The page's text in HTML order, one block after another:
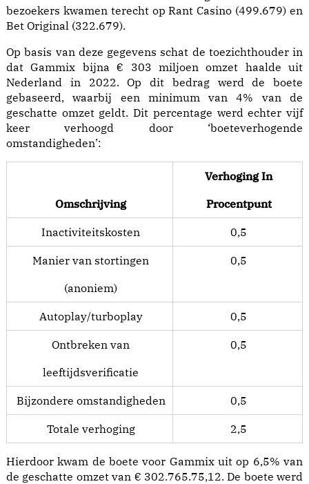
bezoekers kwamen terecht op Rant Casino (499.679) en
Bet Original (322.679).
Op basis van deze gegevens schat de toezichthouder in
dat Gammix bijna € 303 miljoen omzet haalde uit
Nederland in 2022. Op dit bedrag werd de boete
gebaseerd, waarbij een minimum van 4% van de
geschatte omzet geldt. Dit percentage werd echter vijf
keer verhoogd door ‘boeteverhogende
omstandigheden’:
Omschrijving
Verhoging In
Procentpunt
Inactiviteitskosten 0,5
Manier van stortingen
(anoniem)
0,5
Autoplay/turboplay 0,5
Ontbreken van
leeftijdsverificatie
0,5
Bijzondere omstandigheden 0,5
Totale verhoging 2,5
Hierdoor kwam de boete voor Gammix uit op 6,5% van
de geschatte omzet van € 302.765.75,12. De boete werd